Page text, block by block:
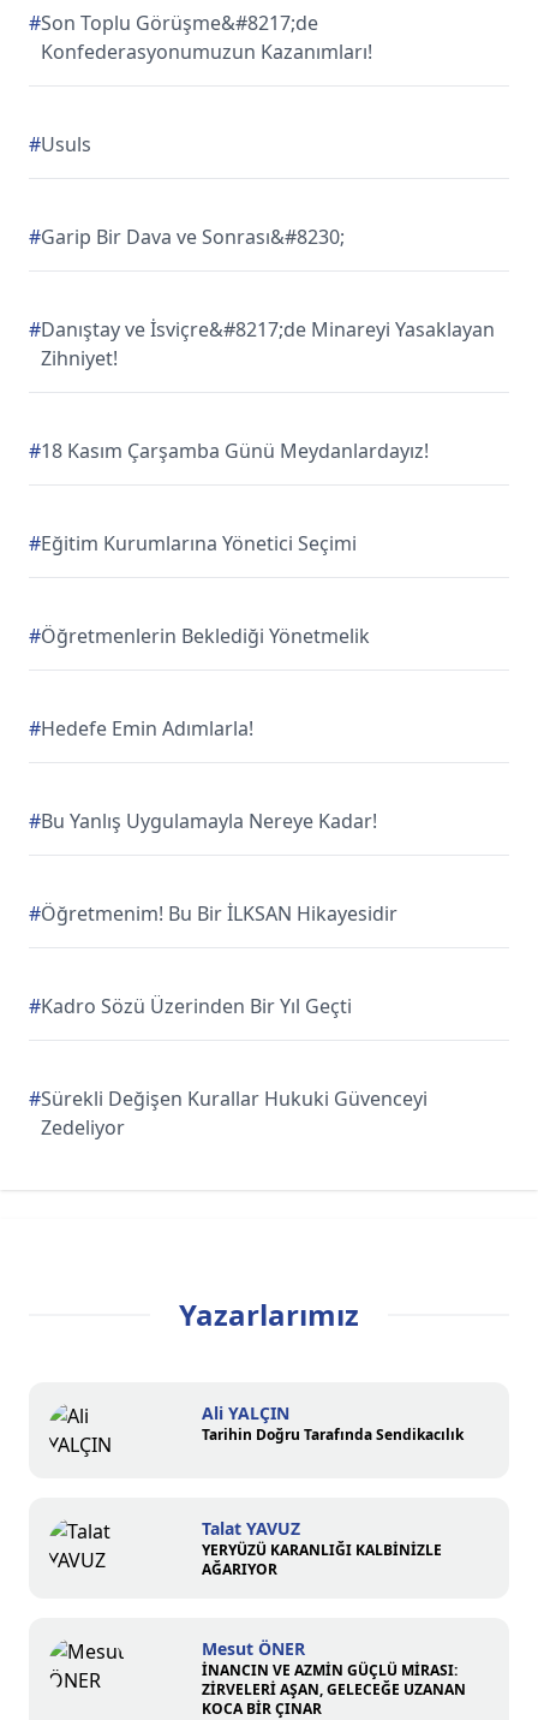
#Son Toplu Görüşme&#8217;de
Konfederasyonumuzun Kazanımları!
#Usuls
#Garip Bir Dava ve Sonrası&#8230;
#Danıştay ve İsviçre&#8217;de Minareyi Yasaklayan
Zihniyet!
#18 Kasım Çarşamba Günü Meydanlardayız!
#Eğitim Kurumlarına Yönetici Seçimi
#Öğretmenlerin Beklediği Yönetmelik
#Hedefe Emin Adımlarla!
#Bu Yanlış Uygulamayla Nereye Kadar!
#Öğretmenim! Bu Bir İLKSAN Hikayesidir
#Kadro Sözü Üzerinden Bir Yıl Geçti
#Sürekli Değişen Kurallar Hukuki Güvenceyi
Zedeliyor
Yazarlarımız
Ali YALÇIN
Tarihin Doğru Tarafında Sendikacılık
Talat YAVUZ
YERYÜZÜ KARANLIĞI KALBİNİZLE
AĞARIYOR
Mesut ÖNER
İNANCIN VE AZMİN GÜÇLÜ MİRASI:
ZİRVELERİ AŞAN, GELECEĞE UZANAN
KOCA BİR ÇINAR